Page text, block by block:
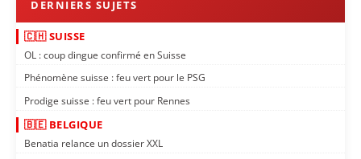
🇨🇭 SUISSE
OL : coup dingue confirmé en Suisse
Phénomène suisse : feu vert pour le PSG
Prodige suisse : feu vert pour Rennes
🇧🇪 BELGIQUE
Benatia relance un dossier XXL